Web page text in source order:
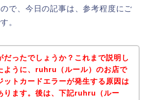
で、今日の記事は、参考程度にご
。
だったでしょうか？これまで説明し
ように、ruhru（ルール）のお店で
ットカードエラーが発生する原因は
ります。後は、下記ruhru（ルー